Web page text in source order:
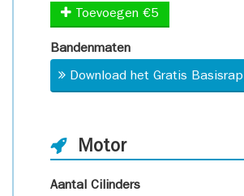
Toevoegen €5
Bandenmaten
Download het Gratis
Motor
Aantal Cilinders